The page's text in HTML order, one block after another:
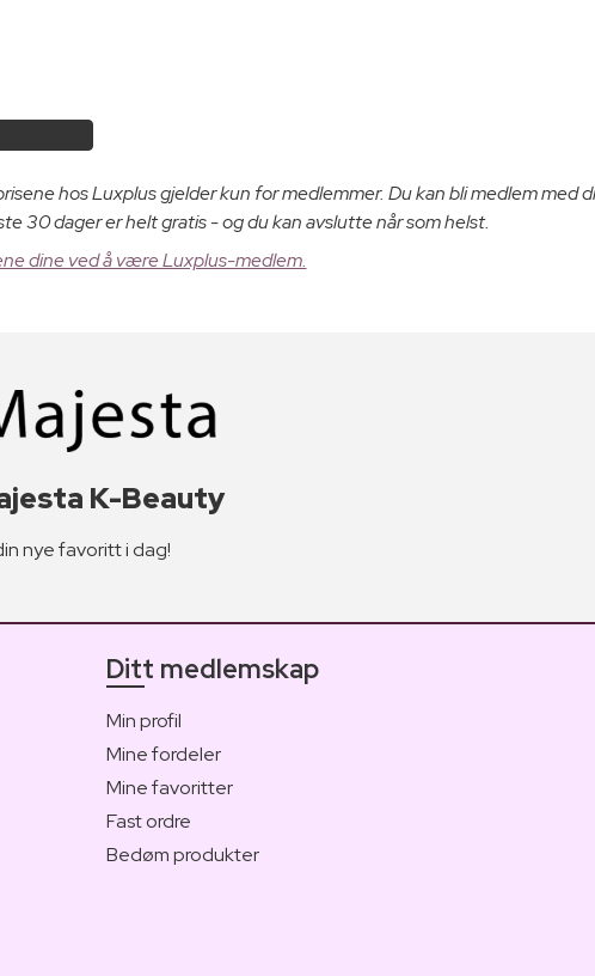
hos Luxplus gjelder kun for medlemmer. Du kan bli medlem med
30 dager er helt gratis - og du kan avslutte når som helst.
dine ved å være Luxplus-medlem.
K-Beauty
nye favoritt i dag!
Ditt medlemskap
Min profil
Mine fordeler
Mine favoritter
Fast ordre
Bedøm produkter